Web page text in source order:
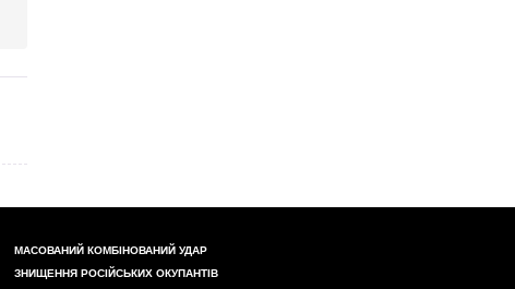
МАСОВАНИЙ КОМБІНОВАНИЙ УДАР
ЗНИЩЕННЯ РОСІЙСЬКИХ ОКУПАНТІВ